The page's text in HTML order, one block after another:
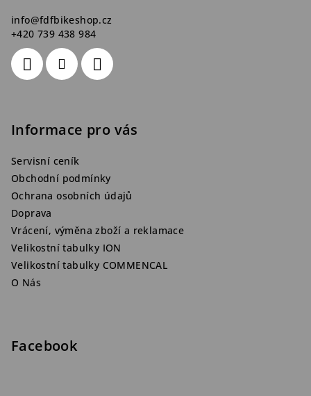
info@fdfbikeshop.cz
+420 739 438 984
Informace pro vás
Servisní ceník
Obchodní podmínky
Ochrana osobních údajů
Doprava
Vrácení, výměna zboží a reklamace
Velikostní tabulky ION
Velikostní tabulky COMMENCAL
O Nás
Facebook